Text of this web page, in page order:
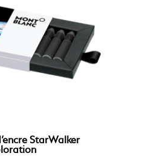
StarWalker